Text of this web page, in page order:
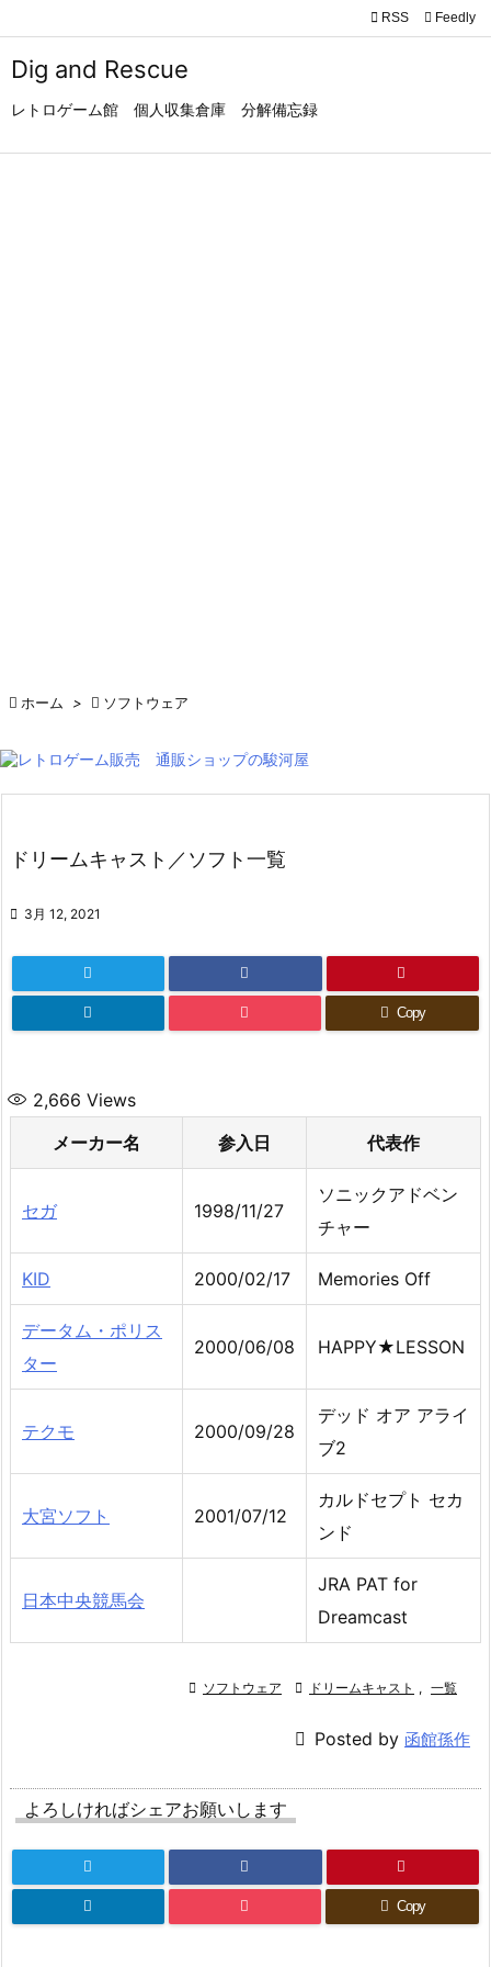
Dig and Rescue
レトロゲーム館 個人収集倉庫 分解備忘録


 RSS Feedly
 ホーム >  ソフトウェア
ドリームキャスト／ソフト一覧
 3月 12, 2021
Copy
2,666 Views
メーカー名
参入日 代表作
セガ 1998/11/27
ソニックアドベン
チャー
KID 2000/02/17 Memories Off
データム・ポリス
ター
2000/06/08 HAPPY★LESSON
テクモ 2000/09/28
デッド オア アライ
ブ2
大宮ソフト 2001/07/12
カルドセプト セカ
ンド
日本中央競馬会
JRA PAT for
Dreamcast
 ソフトウェア  ドリームキャスト , 一覧
 Posted by 函館孫作
よろしければシェアお願いします
Copy